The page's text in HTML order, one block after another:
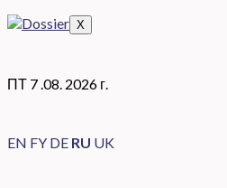
X
ПТ 7 .08. 2026 г.
EN FY DE RU UK